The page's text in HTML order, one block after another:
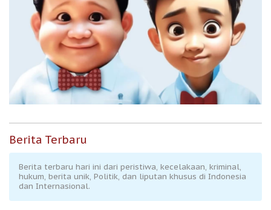
Berita Terbaru
Berita terbaru hari ini dari peristiwa, kecelakaan, kriminal,
hukum, berita unik, Politik, dan liputan khusus di Indonesia
dan Internasional.